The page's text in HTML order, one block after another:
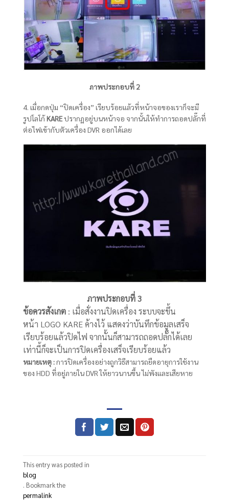
ภาพประกอบที่ 2
4. เมื่อกดปุ่ม “ปิดเครื่อง” เรียบร้อยแล้วที่หน้าจอของเราก็จะมี
รูปโลโก้KARE ปรากฏอยู่บนหน้าจอ จากนั้นให้ทำการถอดปลั๊กที่
ต่อไฟเข้ากับตัวเครื่อง DVR ออกได้เลย
ภาพประกอบที่3
ข้อควรสังเกต : เมื่อสั่งงานปิดเครื่อง ระบบจะขึ้น
หน้า LOGO KARE ค้างไว้ แสดงว่าบันทึกข้อมูลเสร็จ
เรียบร้อยแล้วปิดไฟ จากนั้นก็สามารถถอดปลั๊กได้เลย
เท่านี้ก็จะเป็นการปิดเครื่องเสร็จเรียบร้อยแล้ว
หมายเหตุ :การปิดเครื่องอย่างถูกวิธีสามารถยืดอายุการใช้งาน
ของ HDD ที่อยู่ภายใน DVR ให้ยาวนานขึ้น ไม่พังและเสียหาย
This entry was posted in
blog
. Bookmark the
permalink